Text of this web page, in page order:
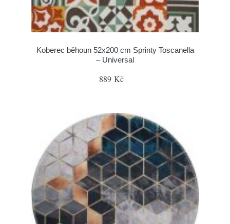
Koberec běhoun 52x200 cm Sprinty Toscanella
– Universal
889 Kč